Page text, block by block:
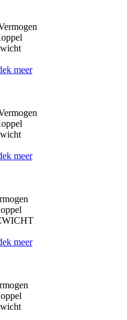
meer
meer
meer